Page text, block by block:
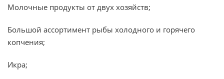
Молочные продукты от двух хозяйств;
Большой ассортимент рыбы холодного и горячего
копчения;
Икра;